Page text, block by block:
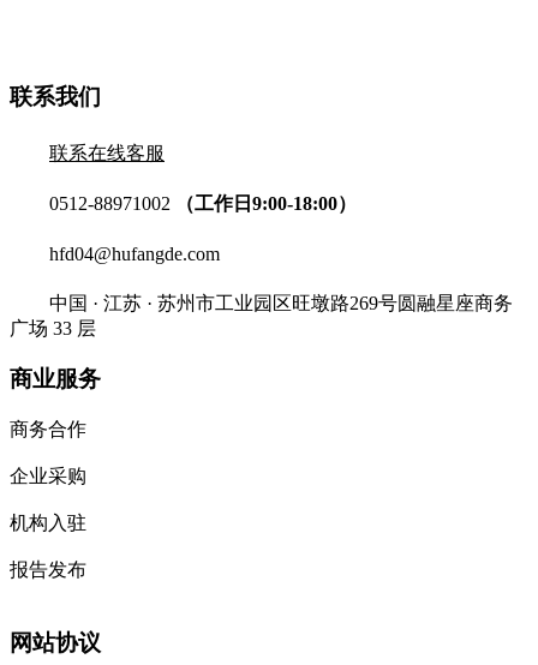
联系我们
联系在线客服
0512-88971002 （工作日9:00-18:00）
hfd04@hufangde.com
中国 · 江苏 · 苏州市工业园区旺墩路269号圆融星座商务
广场 33 层
商业服务
商务合作
企业采购
机构入驻
报告发布
网站协议